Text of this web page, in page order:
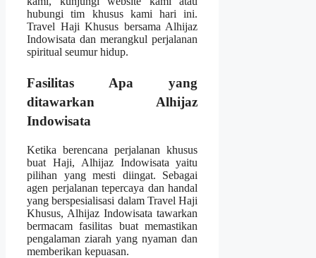
hubungi tim khusus kami hari ini.
Travel Haji Khusus bersama Alhijaz
Indowisata dan merangkul perjalanan
spiritual seumur hidup.
Fasilitas Apa yang
ditawarkan Alhijaz
Indowisata
Ketika berencana perjalanan khusus
buat Haji, Alhijaz Indowisata yaitu
pilihan yang mesti diingat. Sebagai
agen perjalanan tepercaya dan handal
yang berspesialisasi dalam Travel Haji
Khusus, Alhijaz Indowisata tawarkan
bermacam fasilitas buat memastikan
pengalaman ziarah yang nyaman dan
memberikan kepuasan.